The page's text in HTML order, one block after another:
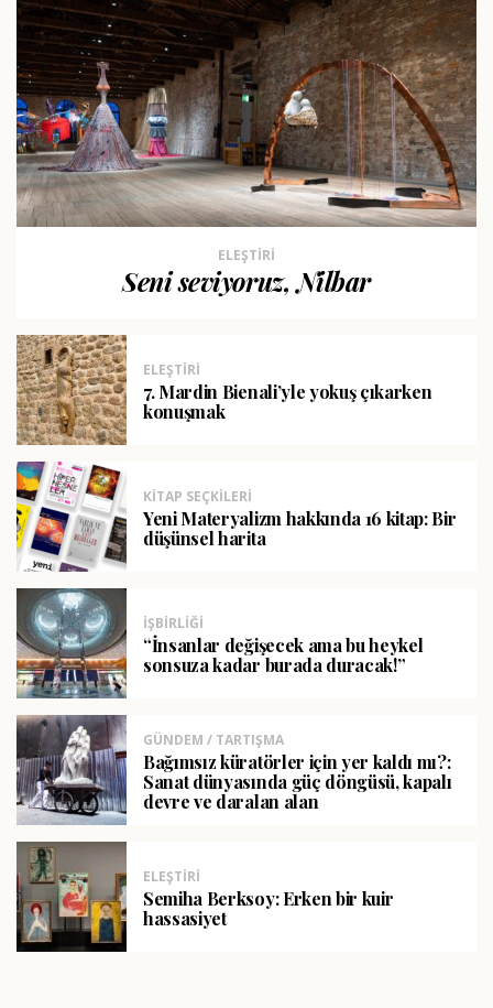
ELEŞTIRI
Seni seviyoruz, Nilbar
ELEŞTIRI
7. Mardin Bienali’yle yokuş çıkarken
konuşmak
KITAP SEÇKILERI
Yeni Materyalizm hakkında 16 kitap: Bir
düşünsel harita
İŞBIRLIĞI
“İnsanlar değişecek ama bu heykel
sonsuza kadar burada duracak!”
GÜNDEM / TARTIŞMA
Bağımsız küratörler için yer kaldı mı?:
Sanat dünyasında güç döngüsü, kapalı
devre ve daralan alan
ELEŞTIRI
Semiha Berksoy: Erken bir kuir
hassasiyet